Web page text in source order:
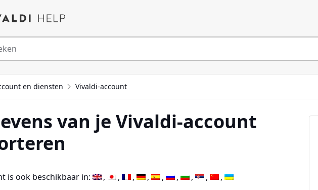
en diensten Vivaldi-account
van je Vivaldi-account
is ook beschikbaar in: